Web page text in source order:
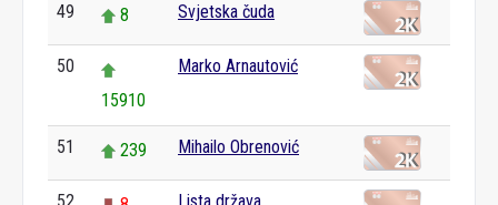
49 8 Svjetska čuda
50
15910
Marko Arnautović
51 239 Mihailo Obrenović